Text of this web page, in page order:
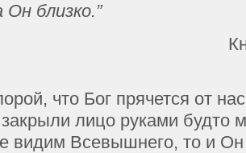
Он близко.”
что Бог прячется от
закрыли лицо руками будто
видим Всевышнего, то и